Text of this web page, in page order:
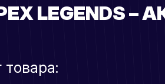
LEGENDS –
товара: